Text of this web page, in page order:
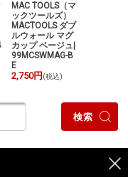
MAC TOOLS（マ
ックツールズ）
MACTOOLS ダブ
ルウォール マグ
カップ ベージュ|
99MCSWMAG-B
E
2,750円 (税込)